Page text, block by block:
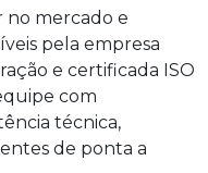
no mercado e
pela empresa
e certificada ISO
com
técnica,
de ponta a